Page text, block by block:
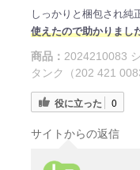
しっかりと梱包され純
使えたので助かりまし
商品： 2024210083
タンク（202 421
役に立った 0
サイトからの返信